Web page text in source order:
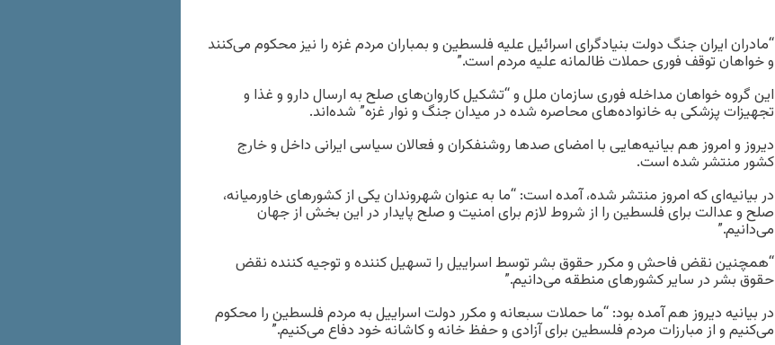
“مادران ایران جنگ دولت بنیادگرای اسرائیل علیه فلسطین و بمباران مردم غزه را نیز محکوم می‌کنند
و خواهان توقف فوری حملات ظالمانه علیه مردم است.”
این گروه خواهان مداخله فوری سازمان ملل و “تشکیل کاروان‌های صلح به ارسال دارو و غذا و
تجهیزات پزشکی به خانواده‌های محاصره شده در میدان جنگ و نوار غزه” شده‌اند.
دیروز و امروز هم بیانیه‌هایی با امضای صدها روشنفکران و فعالان سیاسی ایرانی داخل و خارج
کشور منتشر شده است.
در بیانیه‌ای که امروز منتشر شده، آمده است: “ما به عنوان شهروندان یکی از کشورهای خاورمیانه،
صلح و عدالت برای فلسطین را از شروط لازم برای امنیت و صلح پایدار در این بخش از جهان
می‌دانیم.”
“همچنین نقض فاحش و مکرر حقوق بشر توسط اسراییل را تسهیل کننده‌ و توجیه کننده نقض
حقوق بشر در سایر کشورهای منطقه می‌دانیم.”
در بیانیه دیروز هم آمده بود: “ما حملات سبعانه و مکرر دولت اسراییل به مردم فلسطین را محکوم
می‌کنیم و از مبارزات مردم فلسطین برای آزادی و حفظ خانه و کاشانه خود دفاع می‌کنیم.”